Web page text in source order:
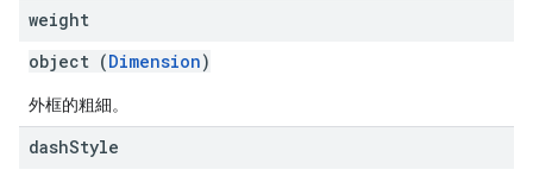
weight
object (Dimension)
外框的粗細。
dashStyle